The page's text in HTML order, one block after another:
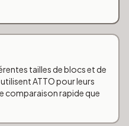
tailles de blocs et de
ATTO pour leurs
comparaison rapide que